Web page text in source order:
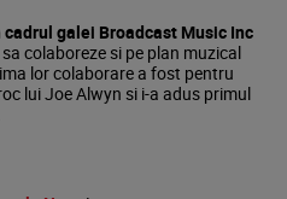
galei Broadcast Music Inc
colaboreze si pe plan muzical
lor colaborare a fost pentru
lui Joe Alwyn si i-a adus primul